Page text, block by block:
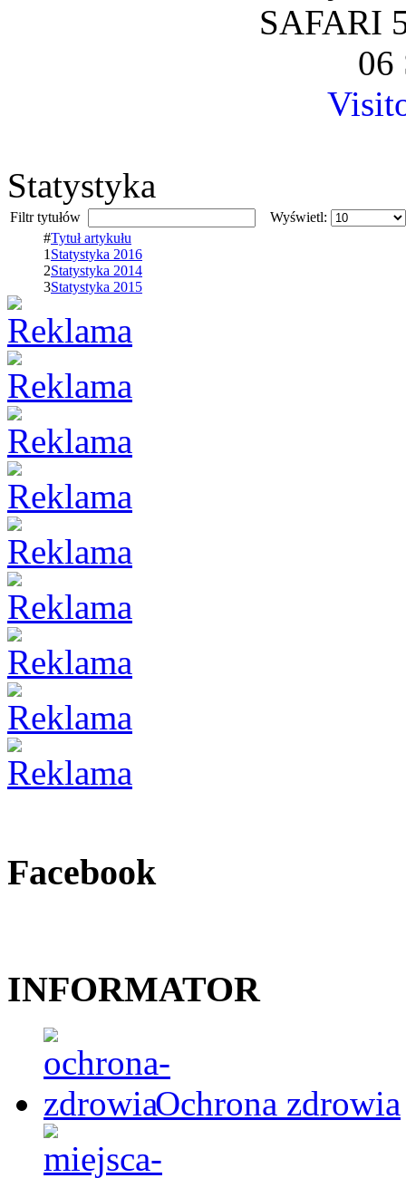
SAFARI
06
Statystyka
Filtr tytułów
Wyświetl:
#Tytuł artykułu
1 Statystyka 2016
2Statystyka 2014
3Statystyka 2015
Facebook
INFORMATOR
Ochrona zdrowia